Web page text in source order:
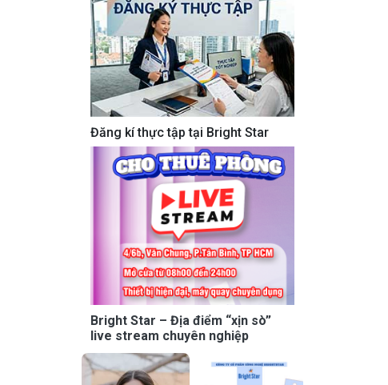
Đăng kí thực tập tại Bright Star
Bright Star – Địa điểm “xịn sò”
live stream chuyên nghiệp